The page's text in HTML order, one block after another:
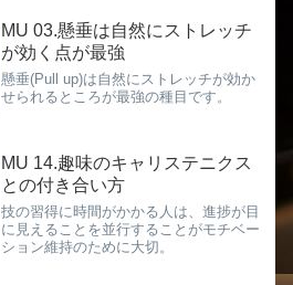
MU 03.懸垂は自然にストレッチ
が効く点が最強
懸垂(Pull up)は自然にストレッチが効か
せられるところが最強の種目です。
MU 14.趣味のキャリステニクス
との付き合い方
技の習得に時間がかかる人は、進捗が目
に見えることを並行することがモチベー
ション維持のために大切。